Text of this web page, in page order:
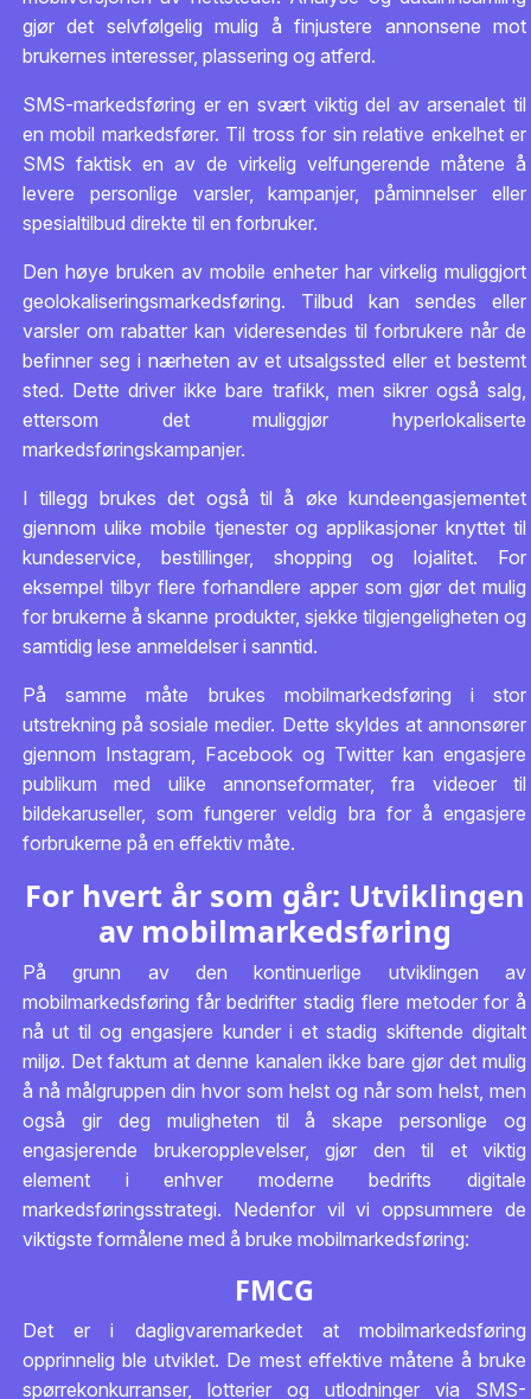
gjør det selvfølgelig mulig å finjustere annonsene mot
brukernes interesser, plassering og atferd.
SMS-markedsføring er en svært viktig del av arsenalet til
en mobil markedsfører. Til tross for sin relative enkelhet er
SMS faktisk en av de virkelig velfungerende måtene å
levere personlige varsler, kampanjer, påminnelser eller
spesialtilbud direkte til en forbruker.
Den høye bruken av mobile enheter har virkelig muliggjort
geolokaliseringsmarkedsføring. Tilbud kan sendes eller
varsler om rabatter kan videresendes til forbrukere når de
befinner seg i nærheten av et utsalgssted eller et bestemt
sted. Dette driver ikke bare trafikk, men sikrer også salg,
ettersom det muliggjør hyperlokaliserte
markedsføringskampanjer.
I tillegg brukes det også til å øke kundeengasjementet
gjennom ulike mobile tjenester og applikasjoner knyttet til
kundeservice, bestillinger, shopping og lojalitet. For
eksempel tilbyr flere forhandlere apper som gjør det mulig
for brukerne å skanne produkter, sjekke tilgjengeligheten og
samtidig lese anmeldelser i sanntid.
På samme måte brukes mobilmarkedsføring i stor
utstrekning på sosiale medier. Dette skyldes at annonsører
gjennom Instagram, Facebook og Twitter kan engasjere
publikum med ulike annonseformater, fra videoer til
bildekaruseller, som fungerer veldig bra for å engasjere
forbrukerne på en effektiv måte.
For hvert år som går: Utviklingen
av mobilmarkedsføring
På grunn av den kontinuerlige utviklingen av
mobilmarkedsføring får bedrifter stadig flere metoder for å
nå ut til og engasjere kunder i et stadig skiftende digitalt
miljø. Det faktum at denne kanalen ikke bare gjør det mulig
å nå målgruppen din hvor som helst og når som helst, men
også gir deg muligheten til å skape personlige og
engasjerende brukeropplevelser, gjør den til et viktig
element i enhver moderne bedrifts digitale
markedsføringsstrategi. Nedenfor vil vi oppsummere de
viktigste formålene med å bruke mobilmarkedsføring:
FMCG
Det er i dagligvaremarkedet at mobilmarkedsføring
opprinnelig ble utviklet. De mest effektive måtene å bruke
spørrekonkurranser, lotterier og utlodninger via SMS-